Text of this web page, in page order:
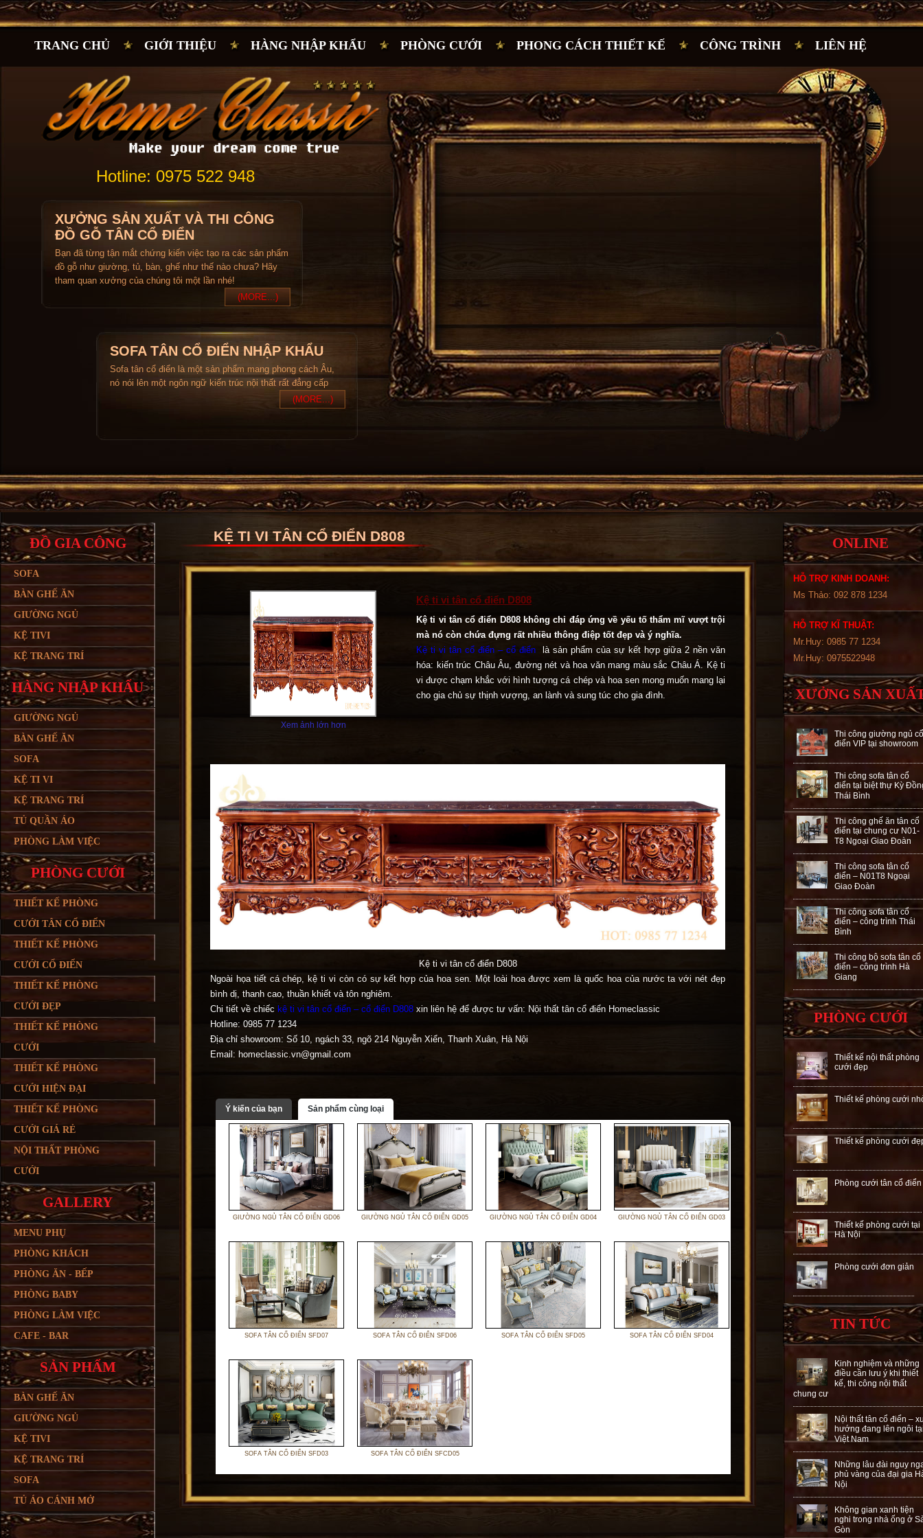
TRANG CHỦ GIỚI THIỆU HÀNG NHẬP KHẨU PHÒNG CƯỚI PHONG CÁCH THIẾT KẾ CÔNG TRÌNH LIÊN HỆ
Hotline: 0975 522 948
XƯỞNG SẢN XUẤT VÀ THI CÔNG
ĐỒ GỖ TÂN CỔ ĐIỂN
Bạn đã từng tận mắt chứng kiến việc tạo ra các sản phẩm
đồ gỗ như giường, tủ, bàn, ghế như thế nào chưa? Hãy
tham quan xưởng của chúng tôi một lần nhé!
(MORE...)
SOFA TÂN CỔ ĐIỂN NHẬP KHẨU
Sofa tân cổ điển là một sản phẩm mang phong cách Âu,
nó nói lên một ngôn ngữ kiến trúc nội thất rất đẳng cấp
(MORE...)
ĐỒ GIA CÔNG
SOFA
BÀN GHẾ ĂN
GIƯỜNG NGỦ
KỆ TIVI
KỆ TRANG TRÍ
HÀNG NHẬP KHẨU
GIƯỜNG NGỦ
BÀN GHẾ ĂN
SOFA
KỆ TI VI
KỆ TRANG TRÍ
TỦ QUẦN ÁO
PHÒNG LÀM VIỆC
PHÒNG CƯỚI
THIẾT KẾ PHÒNG
CƯỚI TÂN CỔ ĐIỂN
THIẾT KẾ PHÒNG
CƯỚI CỔ ĐIỂN
THIẾT KẾ PHÒNG
CƯỚI ĐẸP
THIẾT KẾ PHÒNG
CƯỚI
THIẾT KẾ PHÒNG
CƯỚI HIỆN ĐẠI
THIẾT KẾ PHÒNG
CƯỚI GIÁ RẺ
NỘI THẤT PHÒNG
CƯỚI
GALLERY
MENU PHỤ
PHÒNG KHÁCH
PHÒNG ĂN - BẾP
PHÒNG BABY
PHÒNG LÀM VIỆC
CAFE - BAR
SẢN PHẨM
BÀN GHẾ ĂN
GIƯỜNG NGỦ
KỆ TIVI
KỆ TRANG TRÍ
SOFA
TỦ ÁO CÁNH MỞ
KỆ TI VI TÂN CỔ ĐIỂN D808
Xem ảnh lớn hơn
Kệ ti vi tân cổ điển D808
Kệ ti vi tân cổ điển D808 không chỉ đáp ứng về yếu tố thẩm mĩ vượt trội
mà nó còn chứa đựng rất nhiều thông điệp tốt đẹp và ý nghĩa.
Kệ ti vi tân cổ điển – cổ điển là sản phẩm của sự kết hợp giữa 2 nền văn
hóa: kiến trúc Châu Âu, đường nét và hoa văn mang màu sắc Châu Á. Kệ ti
vi được chạm khắc với hình tượng cá chép và hoa sen mong muốn mang lại
cho gia chủ sự thịnh vượng, an lành và sung túc cho gia đình.
Kệ ti vi tân cổ điển D808
Ngoài họa tiết cá chép, kệ ti vi còn có sự kết hợp của hoa sen. Một loài hoa được xem là quốc hoa của nước ta với nét đẹp
bình dị, thanh cao, thuần khiết và tôn nghiêm.
Chi tiết về chiếc kệ ti vi tân cổ điển – cổ điển D808 xin liên hệ để được tư vấn: Nội thất tân cổ điển Homeclassic
Hotline: 0985 77 1234
Địa chỉ showroom: Số 10, ngách 33, ngõ 214 Nguyễn Xiển, Thanh Xuân, Hà Nội
Email: homeclassic.vn@gmail.com
Ý kiến của bạn Sản phẩm cùng loại
GIƯỜNG NGỦ TÂN CỔ ĐIỂN GD06 GIƯỜNG NGỦ TÂN CỔ ĐIỂN GD05 GIƯỜNG NGỦ TÂN CỔ ĐIỂN GD04 GIƯỜNG NGỦ TÂN CỔ ĐIỂN GD03
SOFA TÂN CỔ ĐIỂN SFD07 SOFA TÂN CỔ ĐIỂN SFD06 SOFA TÂN CỔ ĐIỂN SFD05 SOFA TÂN CỔ ĐIỂN SFD04
SOFA TÂN CỔ ĐIỂN SFD03 SOFA TÂN CỔ ĐIỂN SFCD05
ONLINE
HỖ TRỢ KINH DOANH:
Ms Thảo: 092 878 1234
HỖ TRỢ KĨ THUẬT:
Mr.Huy: 0985 77 1234
Mr.Huy: 0975522948
XƯỞNG SẢN
Thi công giường ngủ cổ
điển VIP tại showroom
Thi công sofa tân cổ
điển tại biệt thự Kỳ
Thái Bình
Thi công ghế ăn tân cổ
điển tại chung cư N01-
T8 Ngoại Giao Đoàn
Thi công sofa tân cổ
điển – N01T8 Ngoại
Giao Đoàn
Thi công sofa tân cổ
điển – công trình Thái
Bình
Thi công bộ sofa tân cổ
điển – công trình Hà
Giang
PHÒNG CƯỚI
Thiết kế nội thất phòng
cưới đẹp
Thiết kế phòng cưới
Thiết kế phòng cưới
Phòng cưới tân cổ điển
Thiết kế phòng cưới tại
Hà Nội
Phòng cưới đơn giản
TIN TỨC
Kinh nghiệm và những
điều cần lưu ý khi thiết
kế, thi công nội thất
chung cư
Nội thất tân cổ điển –
hướng đang lên ngôi
Việt Nam
Những lâu đài nguy
phủ vàng của đại gia
Nội
Không gian xanh tiện
nghi trong nhà ống ở
Gòn